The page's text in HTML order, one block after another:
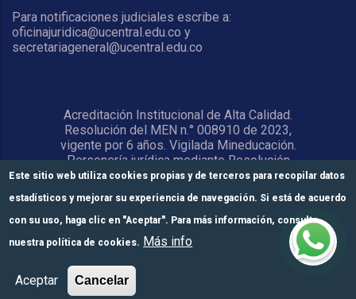
Para notificaciones judiciales escribe a:
oficinajuridica@ucentral.edu.co y
secretariageneral@ucentral.edu.co
Acreditación Institucional de Alta Calidad.
Resolución del MEN n.° 008910 de 2023,
vigente por 6 años. Vigilada Mineducación.
Personería jurídica mediante Resolución
1876 del 5 de junio de 1967. Reconocida
como Universidad por el Ministerio de
Educación Nacional mediante Resolución
15818 del 31 de octubre de 1978.
© Universidad Central 2026
Formulario de
inscripción
Este sitio web utiliza cookies propias y de terceros para recopilar datos
estadísticos y mejorar su experiencia de navegación. Si está de acuerdo
con su uso, haga clic en "Aceptar". Para más información, consulte
nuestra política de cookies. Más info
Aceptar Cancelar